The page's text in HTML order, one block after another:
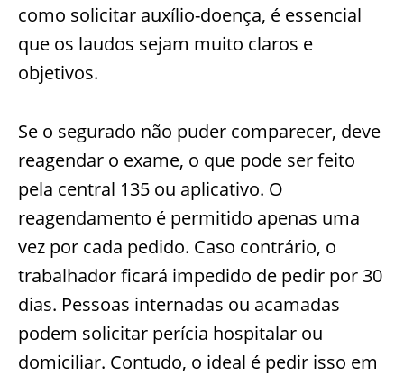
como solicitar auxílio-doença, é essencial
que os laudos sejam muito claros e
objetivos.
Se o segurado não puder comparecer, deve
reagendar o exame, o que pode ser feito
pela central 135 ou aplicativo. O
reagendamento é permitido apenas uma
vez por cada pedido. Caso contrário, o
trabalhador ficará impedido de pedir por 30
dias. Pessoas internadas ou acamadas
podem solicitar perícia hospitalar ou
domiciliar. Contudo, o ideal é pedir isso em